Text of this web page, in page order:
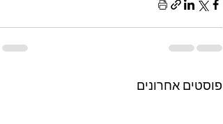
פוסטים אחרונים